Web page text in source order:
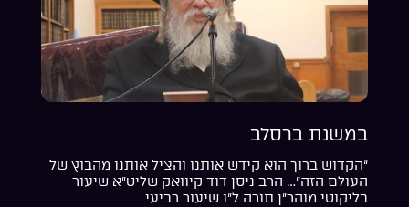
במשנת ברסלב
“הקדוש ברוך הוא קידש אותנו והציל אותנו מהבוץ של
העולם הזה”… הרב ניסן דוד קיוואק שליט”א שיעור
בליקוטי מוהר”ן תורה ל”ו שיעור רביעי